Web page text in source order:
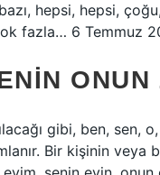
hepsi, hepsi,
fazla… 6 Temmuz
ONUN
gibi, ben, sen,
Bir kişinin veya